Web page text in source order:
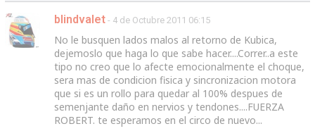
blindvalet - 4 de Octubre 2011 06:15
No le busquen lados malos al retorno de Kubica,
dejemoslo que haga lo que sabe hacer....Correr..a este
tipo no creo que lo afecte emocionalmente el choque,
sera mas de condicion fisica y sincronizacion motora
que si es un rollo para quedar al 100% despues de
semenjante daño en nervios y tendones....FUERZA
ROBERT. te esperamos en el circo de nuevo...